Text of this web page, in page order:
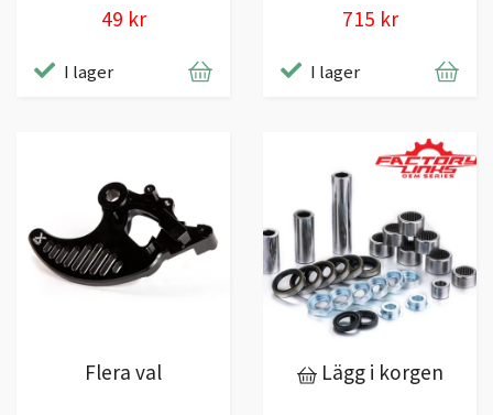
49 kr
I lager
715 kr
I lager
Flera val Lägg i korgen